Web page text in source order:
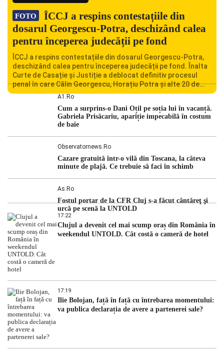
FOTO
ÎCCJ a respins contestațiile din
dosarul Georgescu-Potra, deschizând calea
pentru începerea judecății pe fond
ÎCCJ a respins contestațiile din dosarul Georgescu-Potra,
deschizând calea pentru începerea judecății pe fond. Înalta
Curte de Casație și Justiție a deblocat definitiv procesul
penal în care Călin Georgescu, Horațiu Potra și alte 20 de
persoane sunt acuzați de acțiuni îndreptate împotriva
judecătorii de la instanța supremă au […]
A1.ro
Cum a surprins-o Dani Oțil pe soția lui în vacanță.
Gabriela Prisăcariu, apariție impecabilă în costum
de baie
Observatornews.ro
Cazare gratuită într-o vilă din Toscana, la câteva
minute de plajă. Ce trebuie să faci în schimb
As.ro
Fostul portar de la CFR Cluj s-a făcut cântăreţ şi
urcă pe scenă la UNTOLD
17:22
Clujul a devenit cel mai scump oraș din România în
weekendul UNTOLD. Cât costă o cameră de hotel
17:19
Ilie Bolojan, față în față cu întrebarea momentului:
va publica declarația de avere a partenerei sale?